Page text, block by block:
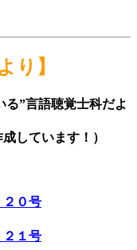
り】
”言語聴覚士科だよ
しています！）
０号
１号